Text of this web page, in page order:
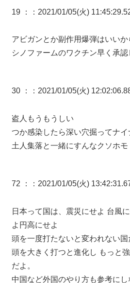
19 ： ：2021/01/05(火)
アビガンとか副作用爆弾はいいか
シノファームのワクチン早く承認
30 ： ：2021/01/05(火)
盗人もうもうしい
つか感染したら深い穴掘ってナ
土人集落と一緒にすんなクソホモ
72 ： ：2021/01/05(火)
日本って国は、震災にせよ 台風
よ円高にせよ
頭を一度打たないと変われない国
頭を大きく打つと進化し もっと
だよ。
中国など外国のやり方も参考に